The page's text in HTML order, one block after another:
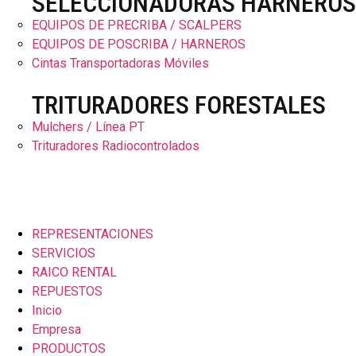
EQUIPOS DE PRECRIBA / SCALPERS
EQUIPOS DE POSCRIBA / HARNEROS
Cintas Transportadoras Móviles
TRITURADORES FORESTALES
Mulchers / Línea PT
Trituradores Radiocontrolados
REPRESENTACIONES
SERVICIOS
RAICO RENTAL
REPUESTOS
Inicio
Empresa
PRODUCTOS